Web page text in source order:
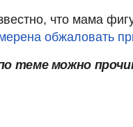
что мама
обжаловать
теме можно